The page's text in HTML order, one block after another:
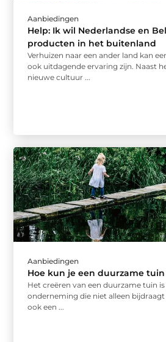
Aanbiedingen
Help: Ik wil Nederlandse en
producten in het buitenland
Verhuizen naar een ander land kan
ook uitdagende ervaring zijn. Naast
nieuwe cultuur ...
Aanbiedingen
Hoe kun je een duurzame
Het creëren van een duurzame tuin
onderneming die niet alleen
ook een ...